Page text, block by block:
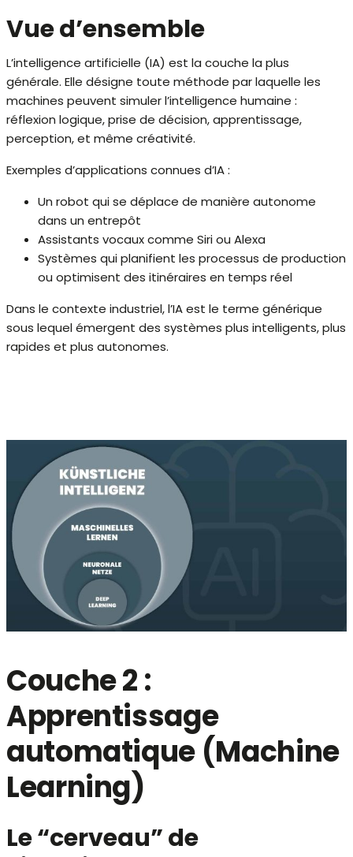
Vue d’ensemble
L’intelligence artificielle (IA) est la couche la plus
générale. Elle désigne toute méthode par laquelle les
machines peuvent simuler l’intelligence humaine :
réflexion logique, prise de décision, apprentissage,
perception, et même créativité.
Exemples d’applications connues d’IA :
Un robot qui se déplace de manière autonome
dans un entrepôt
Assistants vocaux comme Siri ou Alexa
Systèmes qui planifient les processus de production
ou optimisent des itinéraires en temps réel
Dans le contexte industriel, l’IA est le terme générique
sous lequel émergent des systèmes plus intelligents, plus
rapides et plus autonomes.
Couche 2 :
Apprentissage
automatique (Machine
Learning)
Le “cerveau” de